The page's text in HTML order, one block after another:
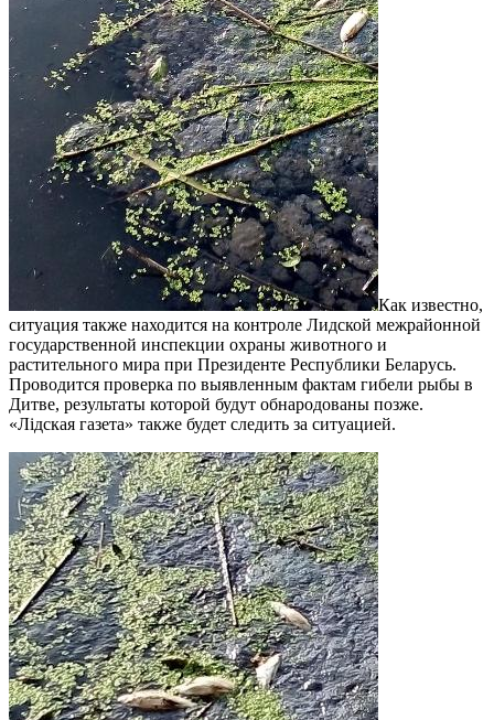
Как известно,
ситуация также находится на контроле Лидской межрайонной
государственной инспекции охраны животного и
растительного мира при Президенте Республики Беларусь.
Проводится проверка по выявленным фактам гибели рыбы в
Дитве, результаты которой будут обнародованы позже.
«Лідская газета» также будет следить за ситуацией.